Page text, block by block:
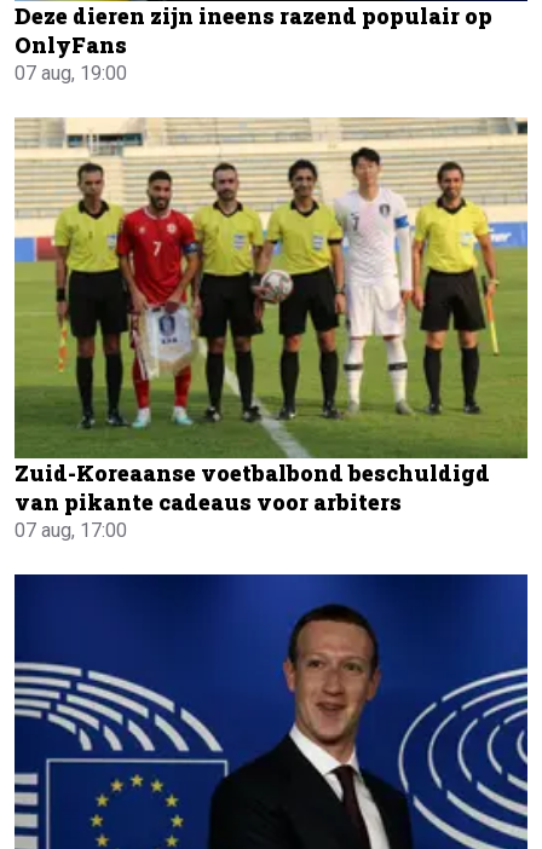
Deze dieren zijn ineens razend populair op
OnlyFans
07 aug, 19:00
Zuid-Koreaanse voetbalbond beschuldigd
van pikante cadeaus voor arbiters
07 aug, 17:00